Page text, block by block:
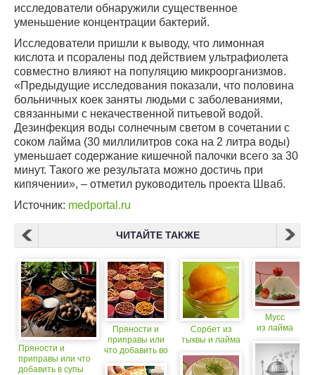
исследователи обнаружили существенное
уменьшение концентрации бактерий.
Исследователи пришли к выводу, что лимонная
кислота и псоралены под действием ультрафиолета
совместно влияют на популяцию микроорганизмов.
«Предыдущие исследования показали, что половина
больничных коек заняты людьми с заболеваниями,
связанными с некачественной питьевой водой.
Дезинфекция воды солнечным светом в сочетании с
соком лайма (30 миллилитров сока на 2 литра воды)
уменьшает содержание кишечной палочки всего за 30
минут. Такого же результата можно достичь при
кипячении», – отметил руководитель проекта Шваб.
Источник: medportal.ru
ЧИТАЙТЕ ТАКЖЕ
Пряности и
приправы или что
добавить в супы
Пряности и
приправы или
что добавить во
Сорбет из
тыквы и лайма
Мусс
из лайма